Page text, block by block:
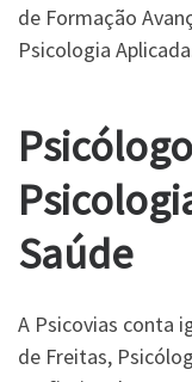
de Formação
Psicologia
Saúde
A Psicovias conta
de Freitas,